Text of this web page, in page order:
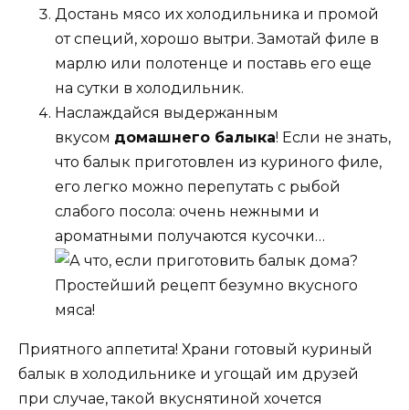
Достань мясо их холодильника и промой
от специй, хорошо вытри. Замотай филе в
марлю или полотенце и поставь его еще
на сутки в холодильник.
Наслаждайся выдержанным
вкусом домашнего балыка! Если не знать,
что балык приготовлен из куриного филе,
его легко можно перепутать с рыбой
слабого посола: очень нежными и
ароматными получаются кусочки…
Приятного аппетита! Храни готовый куриный
балык в холодильнике и угощай им друзей
при случае, такой вкуснятиной хочется